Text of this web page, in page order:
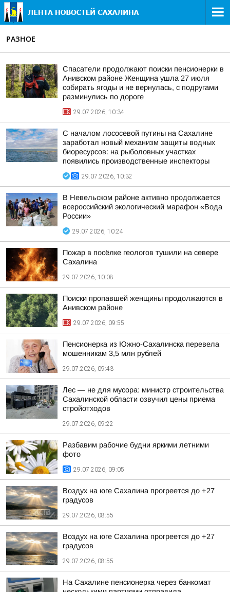
РАЗНОЕ
Спасатели продолжают поиски пенсионерки в
Анивском районе Женщина ушла 27 июля
собирать ягоды и не вернулась, с подругами
разминулись по дороге
29.07.2026, 10:34
С началом лососевой путины на Сахалине
заработал новый механизм защиты водных
биоресурсов: на рыболовных участках
появились производственные инспекторы
29.07.2026, 10:32
В Невельском районе активно продолжается
всероссийский экологический марафон «Вода
России»
29.07.2026, 10:24
Пожар в посёлке геологов тушили на севере
Сахалина
29.07.2026, 10:08
Поиски пропавшей женщины продолжаются в
Анивском районе
29.07.2026, 09:55
Пенсионерка из Южно-Сахалинска перевела
мошенникам 3,5 млн рублей
29.07.2026, 09:43
Лес — не для мусора: министр строительства
Сахалинской области озвучил цены приема
стройотходов
29.07.2026, 09:22
Разбавим рабочие будни яркими летними
фото
29.07.2026, 09:05
Воздух на юге Сахалина прогреется до +27
градусов
29.07.2026, 08:55
Воздух на юге Сахалина прогреется до +27
градусов
29.07.2026, 08:55
На Сахалине пенсионерка через банкомат